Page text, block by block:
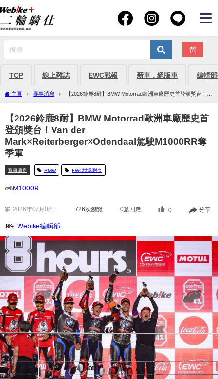
简
TOP 線上雜誌 EWC戰報 新車．絕版車 編輯
主頁 賽事消息
【2026鈴鹿8耐】BMW Motorrad歐洲車廠歷史首登頒獎台！
Van der Mark×Reiterberger×Odendaal駕駛M1000RR奪季軍
【2026鈴鹿8耐】BMW Motorrad歐洲車廠歷史首
登頒獎台！Van der
Mark×Reiterberger×Odendaal駕駛M1000RR奪
季軍
賽事消息 BMW EWC世界耐久
M1000R
2026年07月08日 726次瀏覽 0篇回應 0 分享
Webike編輯部